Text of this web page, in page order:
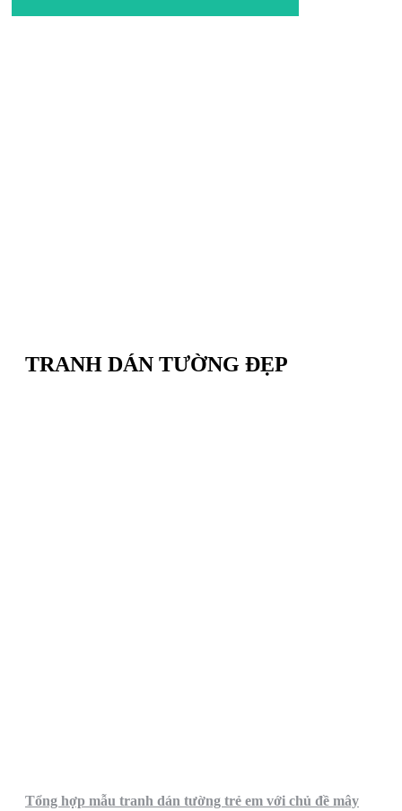
TRANH DÁN TƯỜNG ĐẸP
Tổng hợp mẫu tranh dán tường trẻ em với chủ đề mây